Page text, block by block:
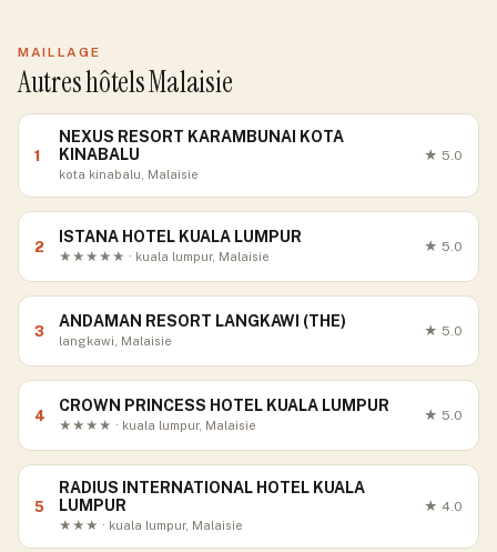
MAILLAGE
Autres hôtels Malaisie
1
NEXUS RESORT KARAMBUNAI KOTA
KINABALU
kota kinabalu, Malaisie
★ 5.0
2
ISTANA HOTEL KUALA LUMPUR
★★★★★ · kuala lumpur, Malaisie
★ 5.0
3
ANDAMAN RESORT LANGKAWI (THE)
langkawi, Malaisie
★ 5.0
4
CROWN PRINCESS HOTEL KUALA LUMPUR
★★★★ · kuala lumpur, Malaisie
★ 5.0
5
RADIUS INTERNATIONAL HOTEL KUALA
LUMPUR
★★★ · kuala lumpur, Malaisie
★ 4.0